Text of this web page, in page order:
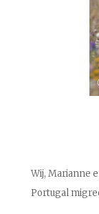
Wij, Marianne
Portugal